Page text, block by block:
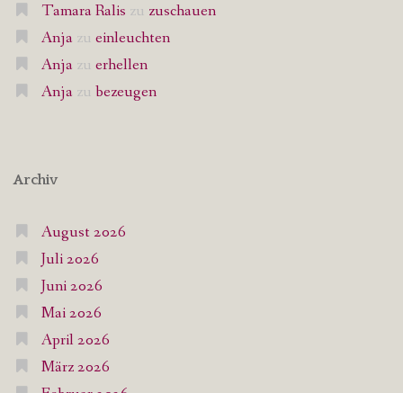
Tamara Ralis zu zuschauen
Anja zu einleuchten
Anja zu erhellen
Anja zu bezeugen
Archiv
August 2026
Juli 2026
Juni 2026
Mai 2026
April 2026
März 2026